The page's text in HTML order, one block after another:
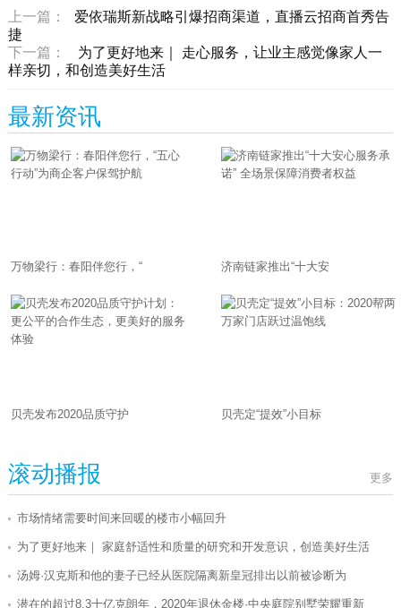
上一篇：
爱依瑞斯新战略引爆招商渠道，直播云招商首秀告
捷
下一篇：
为了更好地来｜ 走心服务，让业主感觉像家人一
样亲切，和创造美好生活
最新资讯
万物梁行：春阳伴您行，“ 济南链家推出“十大安
贝壳发布2020品质守护 贝壳定“提效”小目标
滚动播报 更多
市场情绪需要时间来回暖的楼市小幅回升
为了更好地来｜ 家庭舒适性和质量的研究和开发意识，创造美好生活
汤姆·汉克斯和他的妻子已经从医院隔离新皇冠排出以前被诊断为
潜在的超过8.3十亿克朗年，2020年退休金楼·中央庭院别墅荣耀重新